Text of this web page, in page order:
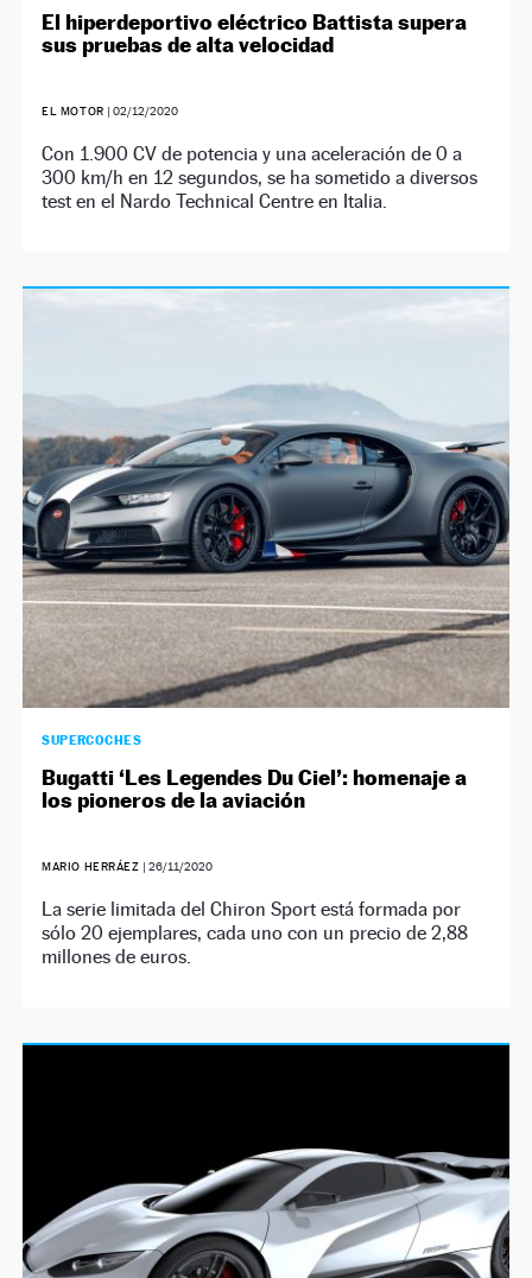
El hiperdeportivo eléctrico Battista supera
sus pruebas de alta velocidad
EL MOTOR | 02/12/2020
Con 1.900 CV de potencia y una aceleración de 0 a
300 km/h en 12 segundos, se ha sometido a diversos
test en el Nardo Technical Centre en Italia.
SUPERCOCHES
Bugatti ‘Les Legendes Du Ciel’: homenaje a
los pioneros de la aviación
MARIO HERRÁEZ | 26/11/2020
La serie limitada del Chiron Sport está formada por
sólo 20 ejemplares, cada uno con un precio de 2,88
millones de euros.